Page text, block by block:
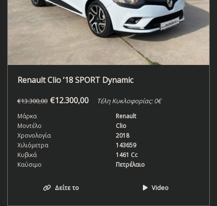
Renault Clio ’18 SPORT Dynamic
€13.300,00 €12.300,00 Τέλη Κυκλοφορίας: 0€
Μάρκα
Renault
Μοντέλο
Clio
Χρονολογία
2018
Χιλιόμετρα
143659
Κυβικά
1461 Cc
Καύσιμο
Πετρέλαιο
Δείτε το Video